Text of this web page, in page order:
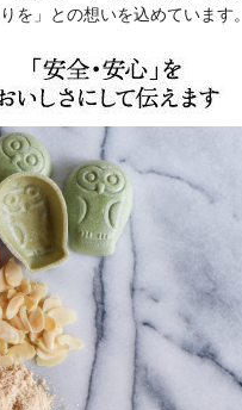
を」との想いを込めています。